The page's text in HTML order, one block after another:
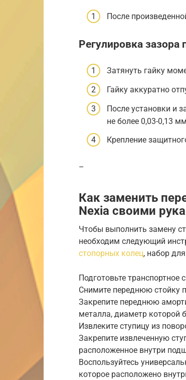
После
Регулировка
Затянуть гайку
Гайку аккуратно
После установки и
не более 0,03-0,13
Крепление
–
Как заменить
Nexia своими
Чтобы выполнить замену
необходим следующий
стопорных колец, набор
Подготовьте
Снимите переднюю стойку
Закрепите переднюю
металла, диаметр которой
Извлеките ступицу из
Закрепите извлеченную
расположенное внутри
Воспользуйтесь
которое расположено